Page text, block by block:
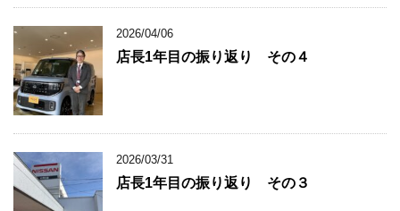
2026/04/06
店長1年目の振り返り その４
2026/03/31
店長1年目の振り返り その３